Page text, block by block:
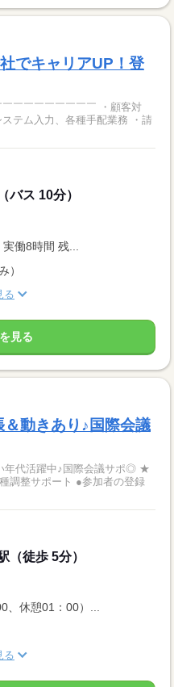
でキャリアUP！登
テム入力、各種手配業務 ・請
バス 10分）
働8時間 残...
）
る
見る
動きあり♪国際会議
年代活躍中♪国際会議サポ◎ ★
調整サポート ●参加者の登録
（徒歩 5分）
休憩01：00）...
る